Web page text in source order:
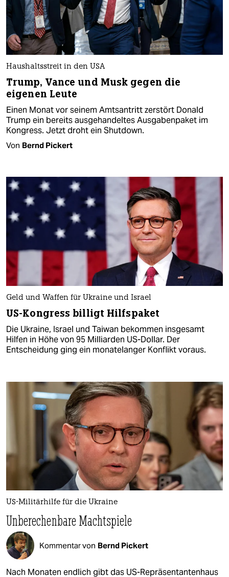
Haushaltsstreit in den USA
Trump, Vance und Musk gegen die
eigenen Leute
Einen Monat vor seinem Amtsantritt zerstört Donald
Trump ein bereits ausgehandeltes Ausgabenpaket im
Kongress. Jetzt droht ein Shutdown.
Von Bernd Pickert
Geld und Waffen für Ukraine und Israel
US-Kongress billigt Hilfspaket
Die Ukraine, Israel und Taiwan bekommen insgesamt
Hilfen in Höhe von 95 Milliarden US-Dollar. Der
Entscheidung ging ein monatelanger Konflikt voraus.
US-Militärhilfe für die Ukraine
Unberechenbare Machtspiele
Kommentar von Bernd Pickert
Nach Monaten endlich gibt das US-Repräsentantenhaus